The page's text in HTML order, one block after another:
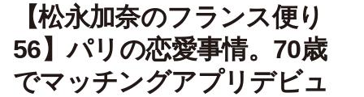
【松永加奈のフランス便り
56】パリの恋愛事情。70歳
でマッチングアプリデビュ